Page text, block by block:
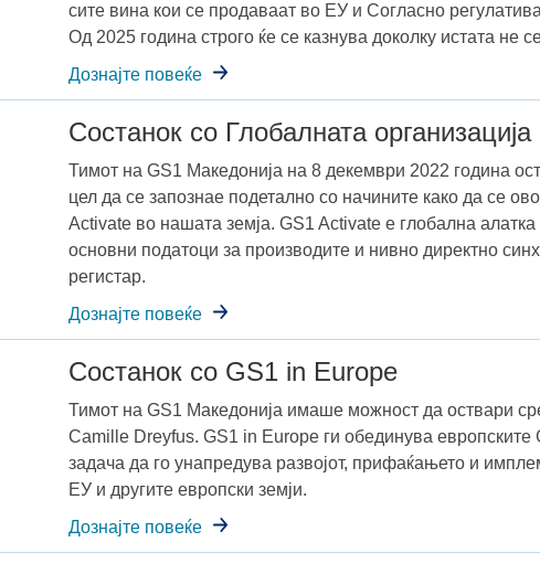
сите вина кои се продаваат во ЕУ и Согласно
Од 2025 година строго ќе се казнува доколку истата не
Дознајте повеќе
Состанок со Глобалната организација
Тимот на GS1 Македонија на 8 декември 2022 година
цел да се запознае подетално со начините како да се
Аctivate во нашата земја. GS1 Activate e глобална
основни податоци за производитe и нивно директно
регистар.
Дознајте повеќе
Состанок со GS1 in Europe
Тимот на GS1 Македонија имаше можност да оствари
Camille Dreyfus. GS1 in Еurope ги обединува
задача да го унапредува развојот, прифаќањето и
ЕУ и другите европски земји.
Дознајте повеќе